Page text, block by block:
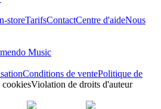
storeTarifsContactCentre d'aideNous
Music
Conditions de ventePolitique de
cookiesViolation de droits d'auteur